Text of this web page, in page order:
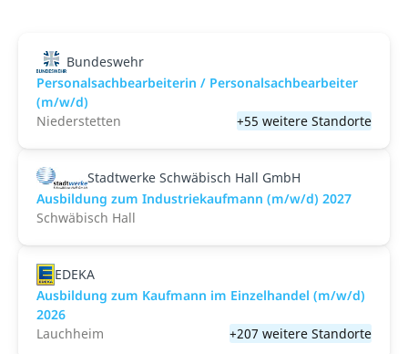
Bundeswehr
Personalsachbearbeiterin / Personalsachbearbeiter
(m/w/d)
Niederstetten
+55 weitere Standorte
Stadtwerke Schwäbisch Hall GmbH
Ausbildung zum Industriekaufmann (m/w/d) 2027
Schwäbisch Hall
EDEKA
Ausbildung zum Kaufmann im Einzelhandel (m/w/d)
2026
Lauchheim
+207 weitere Standorte